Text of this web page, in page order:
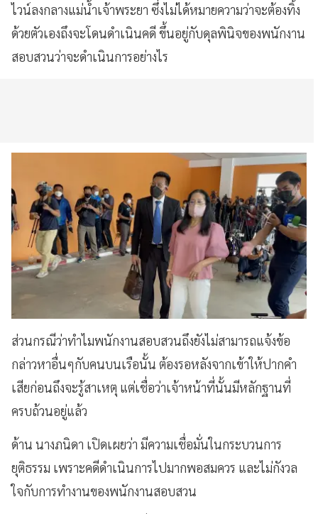
ไวน์ลงกลางแม่น้ำเจ้าพระยา ซึ่งไม่ได้หมายความว่าจะต้องทิ้ง
ด้วยตัวเองถึงจะโดนดำเนินคดี ขึ้นอยู่กับดุลพินิจของพนักงาน
สอบสวนว่าจะดำเนินการอย่างไร
ส่วนกรณีว่าทำไมพนักงานสอบสวนถึงยังไม่สามารถแจ้งข้อ
กล่าวหาอื่นๆกับคนบนเรือนั้น ต้องรอหลังจากเข้าให้ปากคำ
เสียก่อนถึงจะรู้สาเหตุ แต่เชื่อว่าเจ้าหน้าที่นั้นมีหลักฐานที่
ครบถ้วนอยู่แล้ว
ด้าน นางภนิดา เปิดเผยว่า มีความเชื่อมั่นในกระบวนการ
ยุติธรรม เพราะคดีดำเนินการไปมากพอสมควร และไม่กังวล
ใจกับการทำงานของพนักงานสอบสวน